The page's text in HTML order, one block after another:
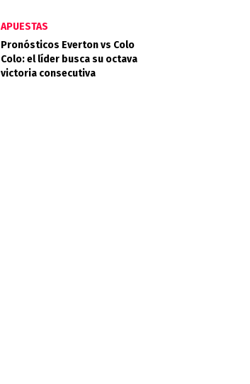
APUESTAS
Pronósticos Everton vs Colo
Colo: el líder busca su octava
victoria consecutiva